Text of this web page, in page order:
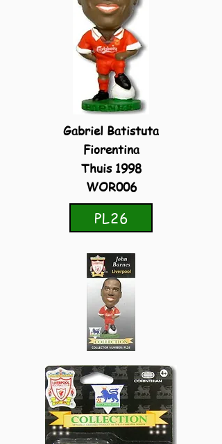
Gabriel Batistuta
Fiorentina
Thuis 1998
WOR006
PL26